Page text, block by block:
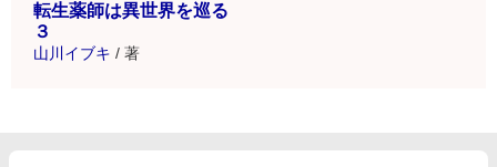
転生薬師は異世界を巡る
３
山川イブキ / 著